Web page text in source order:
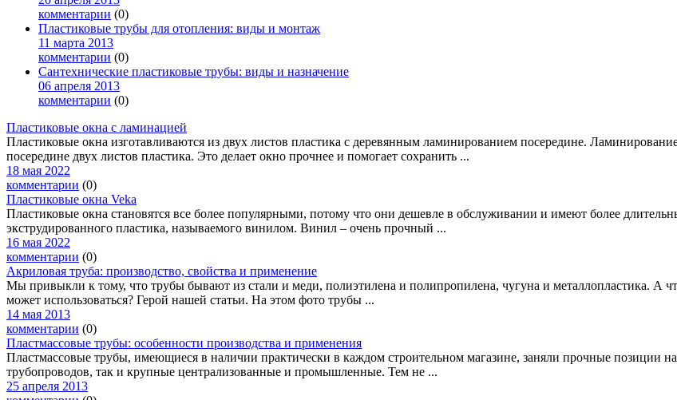
комментарии (0)
Пластиковые трубы для отопления: виды и монтаж
11 марта 2013
комментарии (0)
Сантехнические пластиковые трубы: виды и назначение
06 апреля 2013
комментарии (0)
Пластиковые окна с ламинацией
Пластиковые окна изготавливаются из двух листов пластика с деревянным ламинированием посередине.
посередине двух листов пластика. Это делает окно прочнее и помогает сохранить ...
18 мая 2022
комментарии (0)
Пластиковые окна Veka
Пластиковые окна становятся все более популярными, потому что они дешевле в обслуживании и имеют более
экструдированного пластика, называемого винилом. Винил – очень прочный ...
16 мая 2022
комментарии (0)
Акриловая труба: производство, свойства и применение
Мы привыкли к тому, что трубы бывают из стали и меди, полиэтилена и полипропилена, чугуна и металлопластика. А
может использоваться? Герой нашей статьи. На этом фото трубы ...
14 мая 2013
комментарии (0)
Пластмассовые трубы: особенности производства и применения
Пластмассовые трубы, имеющиеся в наличии практически в каждом строительном магазине, заняли прочные позиции
трубопроводов, так и крупные централизованные и промышленные. Тем не ...
25 апреля 2013